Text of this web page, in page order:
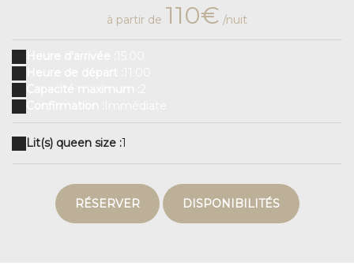
à partir de 110€ /nuit
Lit(s) queen size :1
RÉSERVER DISPONIBILITÉS